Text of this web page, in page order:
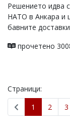
Решението идва
НАТО в Анкара и
бавните
прочетено
Страници:
1
2 3